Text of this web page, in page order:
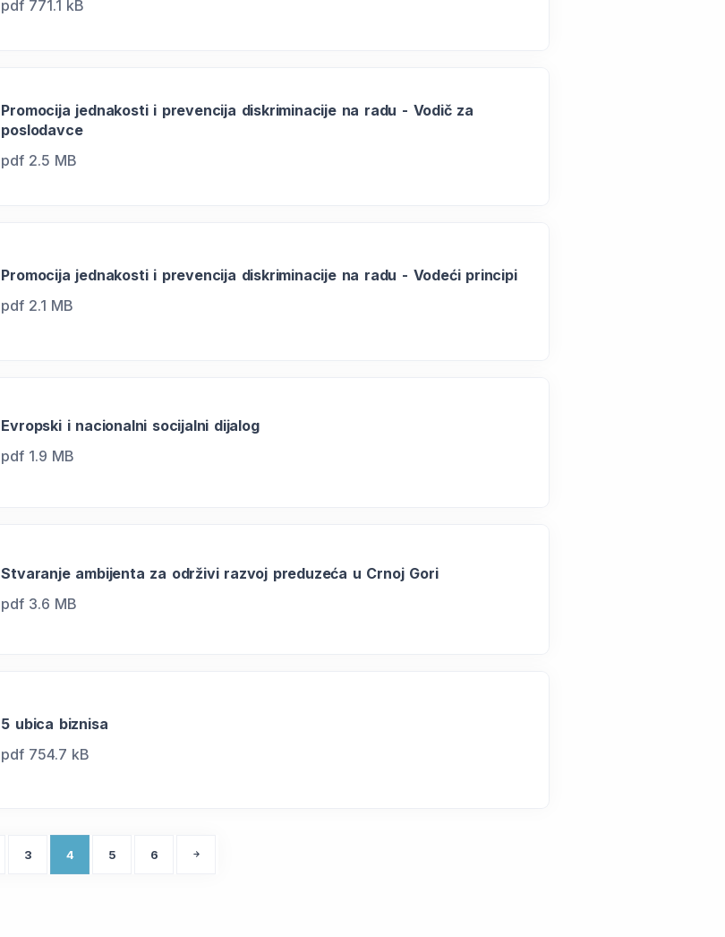
pdf 771.1 kB
Promocija jednakosti i prevencija diskriminacije na radu - Vodič za
poslodavce
pdf 2.5 MB
Promocija jednakosti i prevencija diskriminacije na radu - Vodeći principi
pdf 2.1 MB
Evropski i nacionalni socijalni dijalog
pdf 1.9 MB
Stvaranje ambijenta za održivi razvoj preduzeća u Crnoj Gori
pdf 3.6 MB
5 ubica biznisa
pdf 754.7 kB
3 4 5 6